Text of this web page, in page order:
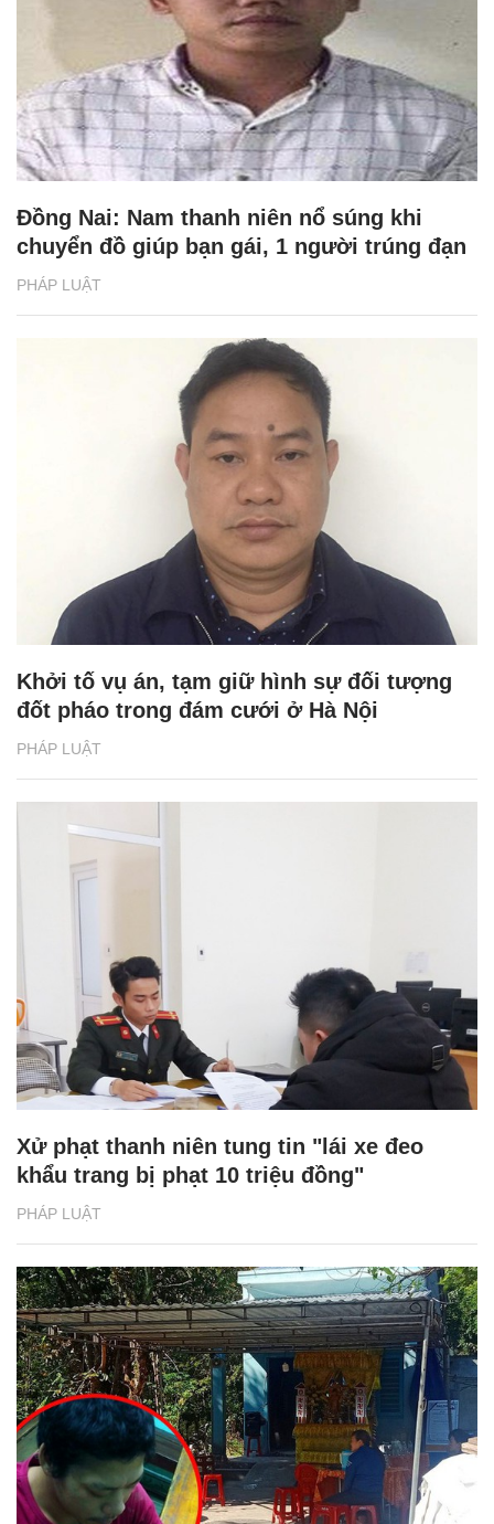
PHÁP LUẬT
Đồng Nai: Nam thanh niên nổ súng khi
chuyển đồ giúp bạn gái, 1 người trúng đạn
PHÁP LUẬT
Khởi tố vụ án, tạm giữ hình sự đối tượng
đốt pháo trong đám cưới ở Hà Nội
PHÁP LUẬT
Xử phạt thanh niên tung tin "lái xe đeo
khẩu trang bị phạt 10 triệu đồng"